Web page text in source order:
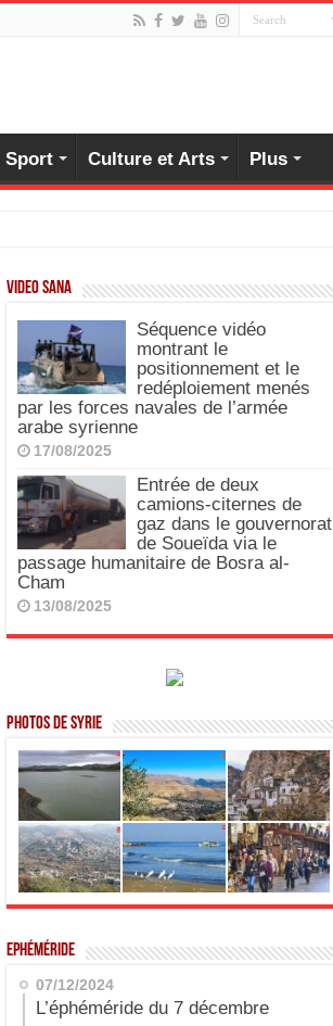
Sport Culture et Arts Plus
Video SANA
Séquence vidéo
montrant le
positionnement et le
redéploiement menés
par les forces navales de l’armée
arabe syrienne
17/08/2025
Entrée de deux
camions-citernes de
gaz dans le gouvernorat
de Soueïda via le
passage humanitaire de Bosra al-
Cham
13/08/2025
Photos de Syrie
Ephéméride
07/12/2024
L’éphéméride du 7 décembre